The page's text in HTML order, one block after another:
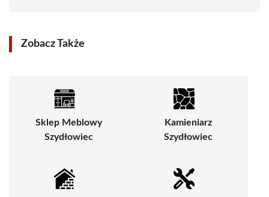
Zobacz Także
Sklep Meblowy
Szydłowiec
Kamieniarz
Szydłowiec